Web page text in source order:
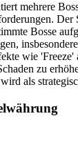
mehrere
Der
Bosse
wie
zu
als